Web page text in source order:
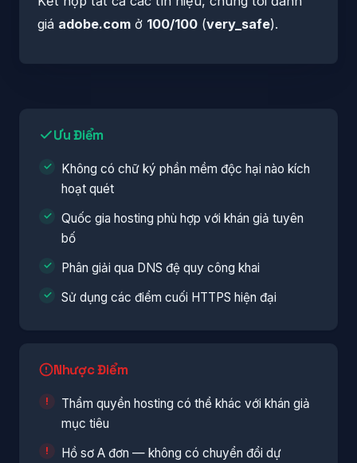
giá adobe.com ở 100/100 (very_safe).
Ưu Điểm
Không có chữ ký phần mềm độc hại nào kích
hoạt quét
Quốc gia hosting phù hợp với khán giả tuyên
bố
Phân giải qua DNS đệ quy công khai
Sử dụng các điểm cuối HTTPS hiện đại
Nhược Điểm
Thẩm quyền hosting có thể khác với khán giả
mục tiêu
Hồ sơ A đơn — không có chuyển đổi dự